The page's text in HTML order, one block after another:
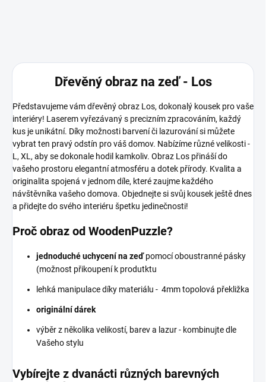
Dřevěný obraz na zeď - Los
Představujeme vám dřevěný obraz Los, dokonalý kousek pro vaše
interiéry! Laserem vyřezávaný s precizním zpracováním, každý
kus je unikátní. Díky možnosti barvení či lazurování si můžete
vybrat ten pravý odstín pro váš domov. Nabízíme různé velikosti -
L, XL, aby se dokonale hodil kamkoliv. Obraz Los přináší do
vašeho prostoru elegantní atmosféru a dotek přírody. Kvalita a
originalita spojená v jednom díle, které zaujme každého
návštěvníka vašeho domova. Objednejte si svůj kousek ještě dnes
a přidejte do svého interiéru špetku jedinečnosti!
Proč obraz od WoodenPuzzle?
jednoduché uchycení na zeďpomocí oboustranné pásky
(možnost přikoupení k produtktu
lehká manipulace díky materiálu - 4mm topolová překližka
originální dárek
výběr z několika velikostí, barev a lazur - kombinujte dle
Vašeho stylu
Vybírejte z dvanácti různých barevných